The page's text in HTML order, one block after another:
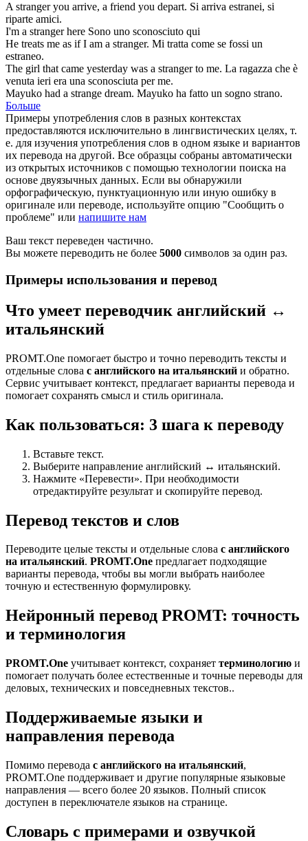
A strangeryou arrive, a friend you depart. Si arriva estranei, si
riparte amici.
I'm a strangerhere Sono uno sconosciuto qui
He treats me as if I am a stranger. Mi tratta come se fossi un
estraneo.
The girl that came yesterday was a strangerto me. La ragazza che è
venuta ieri era una sconosciuta per me.
Mayuko had a strange dream. Mayuko ha fatto un sogno strano.
Больше
Примеры употребления слов в разных контекстах
предоставляются исключительно в лингвистических целях, т.
е. для изучения употребления слов в одном языке и вариантов
их перевода на другой. Все образцы собраны автоматически
из открытых источников с помощью технологии поиска на
основе двуязычных данных. Если вы обнаружили
орфографическую, пунктуационную или иную ошибку в
оригинале или переводе, используйте опцию "Сообщить о
проблеме" или напишите нам
Ваш текст переведен частично.
Вы можете переводить не более 5000 символов за один раз.
Примеры использования и перевод
Что умеет переводчик английский ↔
итальянский
PROMT.One помогает быстро и точно переводить тексты и
отдельные слова с английского на итальянский и обратно.
Сервис учитывает контекст, предлагает варианты перевода и
помогает сохранять смысл и стиль оригинала.
Как пользоваться: 3 шага к переводу
Вставьте текст.
Выберите направление английский ↔ итальянский.
Нажмите «Перевести». При необходимости
отредактируйте результат и скопируйте перевод.
Перевод текстов и слов
Переводите целые тексты и отдельные слова с английского
на итальянский. PROMT.One предлагает подходящие
варианты перевода, чтобы вы могли выбрать наиболее
точную и естественную формулировку.
Нейронный перевод PROMT: точность
и терминология
PROMT.One учитывает контекст, сохраняет терминологию и
помогает получать более естественные и точные переводы для
деловых, технических и повседневных текстов..
Поддерживаемые языки и
направления перевода
Помимо перевода с английского на итальянский,
PROMT.One поддерживает и другие популярные языковые
направления — всего более 20 языков. Полный список
доступен в переключателе языков на странице.
Словарь с примерами и озвучкой